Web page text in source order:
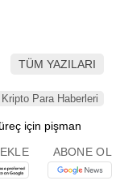
TÜM YAZILARI
Kripto Para Haberleri
EKLE ABONE OL